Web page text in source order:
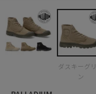
ダスキーグ
ン